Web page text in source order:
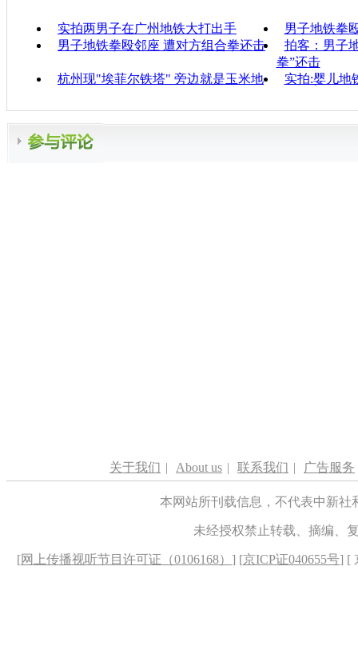
实拍两男子在广州地铁大打出手
男子地铁拳
男子地铁拳殴邻座 遭对方组合拳还击
拍客：男子
拳”还击
杭州现"埃菲尔铁塔" 旁边就是玉米地
实拍:婴儿地
关于我们 | About us | 联系我们 | 广告服务
本网站所刊载信息，不代表中新
未经授权禁止转载、摘编、
[网上传播视听节目许可证（0106168） ] [京ICP证040655号] [